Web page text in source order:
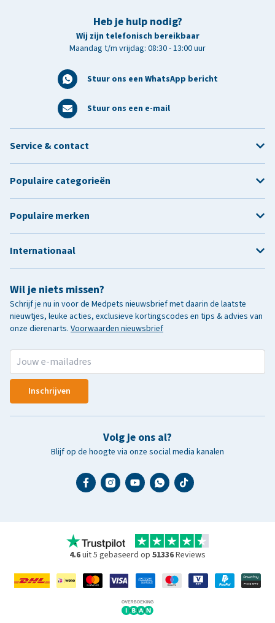
Heb je hulp nodig?
Wij zijn telefonisch bereikbaar
Maandag t/m vrijdag: 08:30 - 13:00 uur
Stuur ons een WhatsApp bericht
Stuur ons een e-mail
Wil je niets missen?
Schrijf je nu in voor de Medpets nieuwsbrief met daarin de laatste
nieuwtjes, leuke acties, exclusieve kortingscodes en tips & advies van
onze dierenarts. Voorwaarden nieuwsbrief
Inschrijven
Volg je ons al?
Blijf op de hoogte via onze social media kanalen
Service & contact
Populaire categorieën
Populaire merken
Internationaal
4.6uit 5 gebaseerd op 51336Reviews